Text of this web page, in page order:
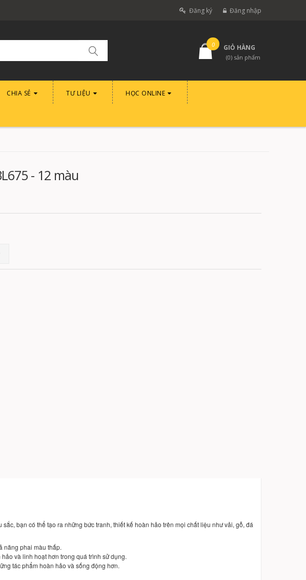
Đăng ký Đăng nhập
0 GIỎ HÀNG
(0) sản phẩm
CHIA SẺ TƯ LIỆU HỌC ONLINE
- 12 màu
bạn có thể tạo ra những bức tranh, thiết kế hoàn hảo trên mọi chất liệu như vải, gỗ, đá
năng phai màu thấp.
và linh hoạt hơn trong quá trình sử dụng.
tác phẩm hoàn hảo và sống động hơn.